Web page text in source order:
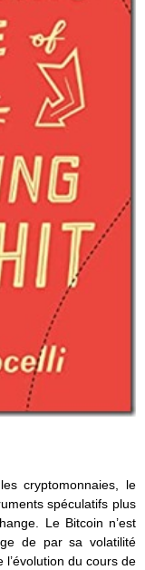
cryptomonnaies, le
spéculatifs plus
Le Bitcoin n’est
de par sa volatilité
l’évolution du cours de